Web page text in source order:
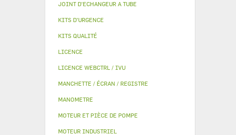
JOINT D'ECHANGEUR A TUBE
KITS D'URGENCE
KITS QUALITÉ
LICENCE
LICENCE WEBCTRL / IVU
MANCHETTE / ÉCRAN / REGISTRE
MANOMETRE
MOTEUR ET PIÈCE DE POMPE
MOTEUR INDUSTRIEL